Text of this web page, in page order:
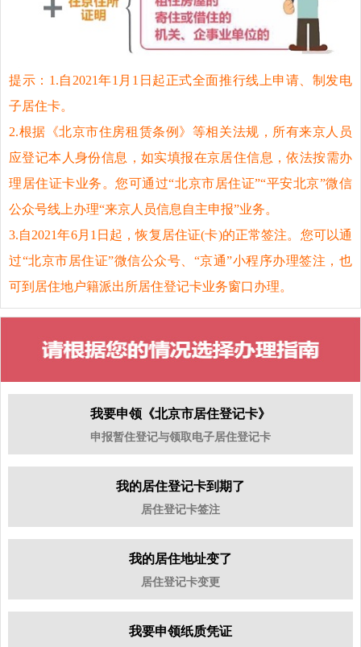
提示： 1.自2021年1月1日起正式全面推行线上申请、制发电
子居住卡。
2.根据《北京市住房租赁条例》等相关法规，所有来京人员
应登记本人身份信息，如实填报在京居住信息，依法按需办
理居住证卡业务。您可通过“北京市居住证”“平安北京”微信
公众号线上办理“来京人员信息自主申报”业务。
3.自2021年6月1日起，恢复居住证(卡)的正常签注。您可以通
过“北京市居住证”微信公众号、“京通”小程序办理签注，也
可到居住地户籍派出所居住登记卡业务窗口办理。
我要申领《北京市居住登记卡》
申报暂住登记与领取电子居住登记卡
我的居住登记卡到期了
居住登记卡签注
我的居住地址变了
居住登记卡变更
我要申领纸质凭证